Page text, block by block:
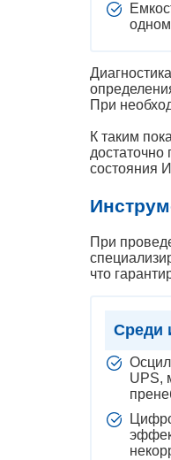
При
К таким
состояния
При
что
Среди
UPS,